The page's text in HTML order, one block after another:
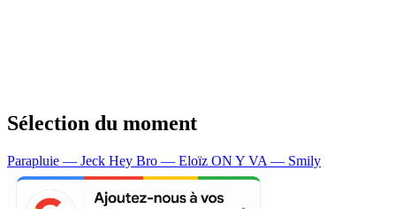
Sélection du moment
Parapluie — Jeck Hey Bro — Eloïz ON Y VA — Smily